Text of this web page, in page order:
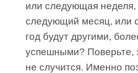
или следующая неделя,
следующий месяц, или
год будут другими,
успешными? Поверьте,
не случится. Именно